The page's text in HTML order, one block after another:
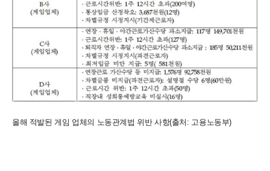
올해 적발된 게임 업체의 노동관계법 위반 사항(출처: 고용노동부)